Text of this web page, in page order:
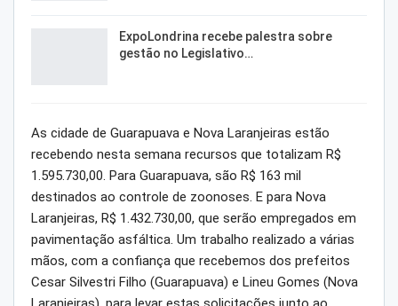
ExpoLondrina recebe palestra sobre
gestão no Legislativo…
As cidade de Guarapuava e Nova Laranjeiras estão
recebendo nesta semana recursos que totalizam R$
1.595.730,00. Para Guarapuava, são R$ 163 mil
destinados ao controle de zoonoses. E para Nova
Laranjeiras, R$ 1.432.730,00, que serão empregados em
pavimentação asfáltica. Um trabalho realizado a várias
mãos, com a confiança que recebemos dos prefeitos
Cesar Silvestri Filho (Guarapuava) e Lineu Gomes (Nova